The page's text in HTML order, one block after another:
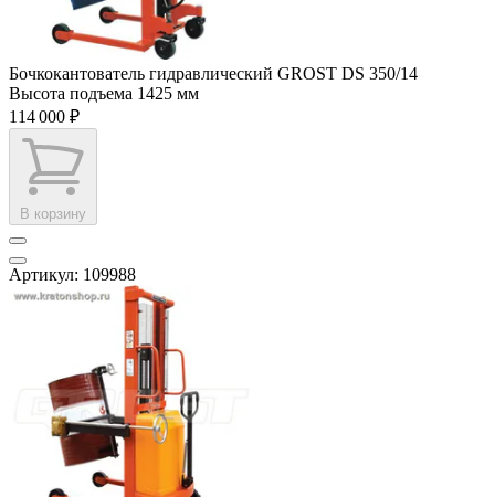
Бочкокантователь гидравлический GROST DS 350/14
Высота подъема 1425 мм
114 000 ₽
В корзину
Артикул: 109988